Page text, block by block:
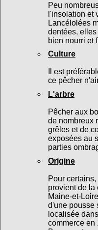
Peu
l'insolation et
Lancélolées
dentées,
bien nourri et
Culture
Il est
ce pêcher
L'arbre
Pêcher aux
de nombreux
grêles et de
exposées au
parties
Origine
Pour
provient de la
Maine-et-
d'une pousse
localisée
commerce en